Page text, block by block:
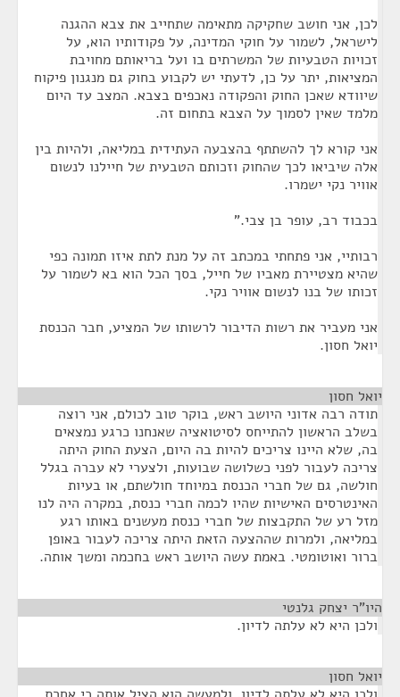
לכן, אני חושב שחקיקה מתאימה שתחייב את צבא ההגנה
לישראל, לשמור על חוקי המדינה, על פקודותיו הוא, על
זכויות הטבעיות של המשרתים בו ועל בריאותם מחויבת
המציאות, יתר על כן, לדעתי יש לקבוע בחוק גם מנגנון פיקוח
שיוודא שאכן החוק והפקודה נאכפים בצבא. המצב עד היום
מלמד שאין לסמוך על הצבא בתחום זה.
אני קורא לך להשתתף בהצבעה העתידית במליאה, ולהיות בין
אלה שיביאו לכך שהחוק וזכותם הטבעית של חיילנו לנשום
אוויר נקי ישמרו.
בכבוד רב, עופר בן צבי."
רבותיי, אני פתחתי במכתב זה על מנת לתת איזו תמונה כפי
שהיא מצטיירת מאביו של חייל, בסך הכל הוא בא לשמור על
זכותו של בנו לנשום אוויר נקי.
אני מעביר את רשות הדיבור לרשותו של המציע, חבר הכנסת
יואל חסון.
יואל חסון
תודה רבה אדוני היושב ראש, בוקר טוב לכולם, אני רוצה
בשלב הראשון להתייחס לסיטואציה שאנחנו כרגע נמצאים
בה, שלא היינו צריכים להיות בה היום, הצעת החוק היתה
צריכה לעבור לפני כשלושה שבועות, ולצערי לא עברה בגלל
חולשה, גם של חברי הכנסת במיוחד חולשתם, או בעיות
האינטרסים האישיות שהיו לכמה חברי כנסת, במקרה היה לנו
מזל רע של התקבצות של חברי כנסת מעשנים באותו רגע
במליאה, ולמרות שההצעה הזאת היתה צריכה לעבור באופן
ברור ואוטומטי. באמת עשה היושב ראש בחכמה ומשך אותה.
היו"ר יצחק גלנטי
ולכן היא לא עלתה לדיון.
יואל חסון